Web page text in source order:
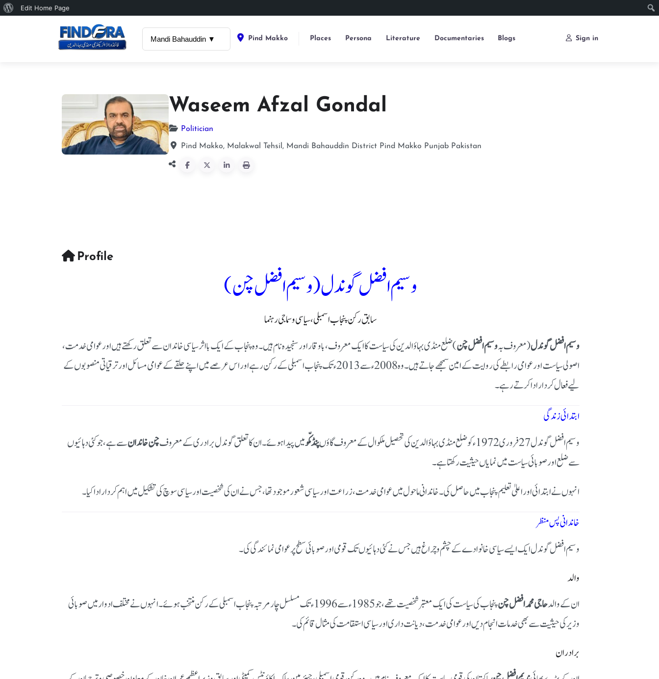
About
Edit Home Page
Mandi Bahauddin ▼ Pind Makko Places Persona Literature Documentaries Blogs Sign in
Waseem Afzal Gondal
Politician
Pind Makko, Malakwal Tehsil, Mandi Bahauddin District Pind Makko Punjab Pakistan
Profile
وسیم افضل گوندل (وسیم افضل چن)
سابق رکن پنجاب اسمبلی، سیاسی و سماجی رہنما
وسیم افضل گوندل(معروف بہوسیم افضل چن) ضلع منڈی بہاؤالدین کی سیاست کا ایک معروف، باوقار اور سنجیدہ نام ہیں۔ وہ پنجاب کے ایک بااثر سیاسی خاندان سے تعلق رکھتے ہیں اور عوامی خدمت،
اصولی سیاست اور عوامی رابطے کی روایت کے امین سمجھے جاتے ہیں۔ وہ 2008ء سے 2013ء تک پنجاب اسمبلی کے رکن رہے اور اس عرصے میں اپنے حلقے کے عوامی مسائل اور ترقیاتی منصوبوں کے
لیے فعال کردار ادا کرتے رہے۔
ابتدائی زندگی
وسیم افضل گوندل 27 فروری 1972ء کو ضلع منڈی بہاؤالدین کی تحصیل ملکوال کے معروف گاؤں
پنڈ مکّومیں پیدا ہوئے۔ ان کا تعلق گوندل برادری کے معروفچن خاندانسے ہے، جو کئی دہائیوں
سے ضلع اور صوبائی سیاست میں نمایاں حیثیت رکھتا ہے۔
انہوں نے ابتدائی اور اعلیٰ تعلیم پنجاب میں حاصل کی۔ خاندانی ماحول میں عوامی خدمت، زراعت اور سیاسی شعور موجود تھا، جس نے ان کی شخصیت اور سیاسی سوچ کی تشکیل میں اہم کردار ادا کیا۔
خاندانی پس منظر
وسیم افضل گوندل ایک ایسے سیاسی خانوادے کے چشم و چراغ ہیں جس نے کئی دہائیوں تک قومی اور صوبائی سطح پر عوامی نمائندگی کی۔
والد
ان کے والدحاجی محمد افضل چن
پنجاب کی سیاست کی ایک معتبر شخصیت تھے، جو 1985ء سے 1996ء تک مسلسل چار مرتبہ پنجاب اسمبلی کے رکن منتخب ہوئے۔ انہوں نے مختلف ادوار میں صوبائی
وزیر کی حیثیت سے بھی خدمات انجام دیں اور عوامی خدمت، دیانت داری اور سیاسی استقامت کی مثال قائم کی۔
برادران